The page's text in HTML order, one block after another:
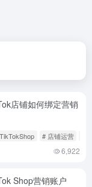
店铺如何绑定营销
# 店铺运营
6,922
Shop营销账户